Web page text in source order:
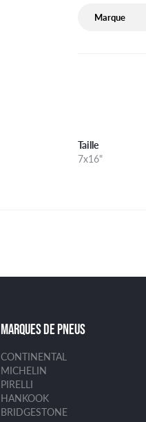
Taille
7x16"
MARQUES DE PNEUS
CONTINENTAL
MICHELIN
PIRELLI
HANKOOK
BRIDGESTONE